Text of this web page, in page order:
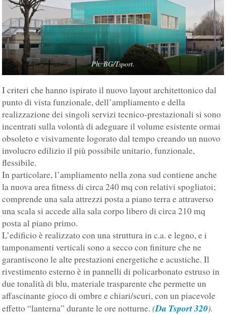
Ph. BG/Tsport.
I criteri che hanno ispirato il nuovo layout architettonico dal
punto di vista funzionale, dell’ampliamento e della
realizzazione dei singoli servizi tecnico-prestazionali si sono
incentrati sulla volontà di adeguare il volume esistente ormai
obsoleto e visivamente logorato dal tempo creando un nuovo
involucro edilizio il più possibile unitario, funzionale,
flessibile.
In particolare, l’ampliamento nella zona sud contiene anche
la nuova area fitness di circa 240 mq con relativi spogliatoi;
comprende una sala attrezzi posta a piano terra e attraverso
una scala si accede alla sala corpo libero di circa 210 mq
posta al piano primo.
L’edificio è realizzato con una struttura in c.a. e legno, e i
tamponamenti verticali sono a secco con finiture che ne
garantiscono le alte prestazioni energetiche e acustiche. Il
rivestimento esterno è in pannelli di policarbonato estruso in
due tonalità di blu, materiale trasparente che permette un
affascinante gioco di ombre e chiari/scuri, con un piacevole
effetto “lanterna” durante le ore notturne.(Da Tsport 320).